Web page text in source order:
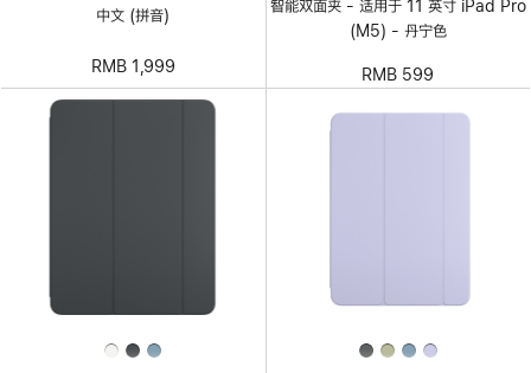
中文 (拼音)
RMB 1,999
智能双面夹 - 适用于 11 英寸 iPad Pro
(M5) - 丹宁色
RMB 599